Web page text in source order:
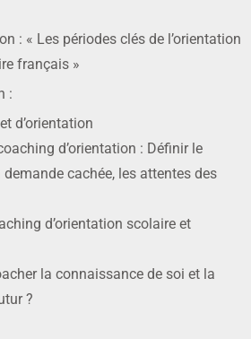
: « Les périodes clés de l’orientation
français »
:
d’orientation
d’orientation : Définir le
cachée, les attentes des
d’orientation scolaire et
la connaissance de soi et la
?